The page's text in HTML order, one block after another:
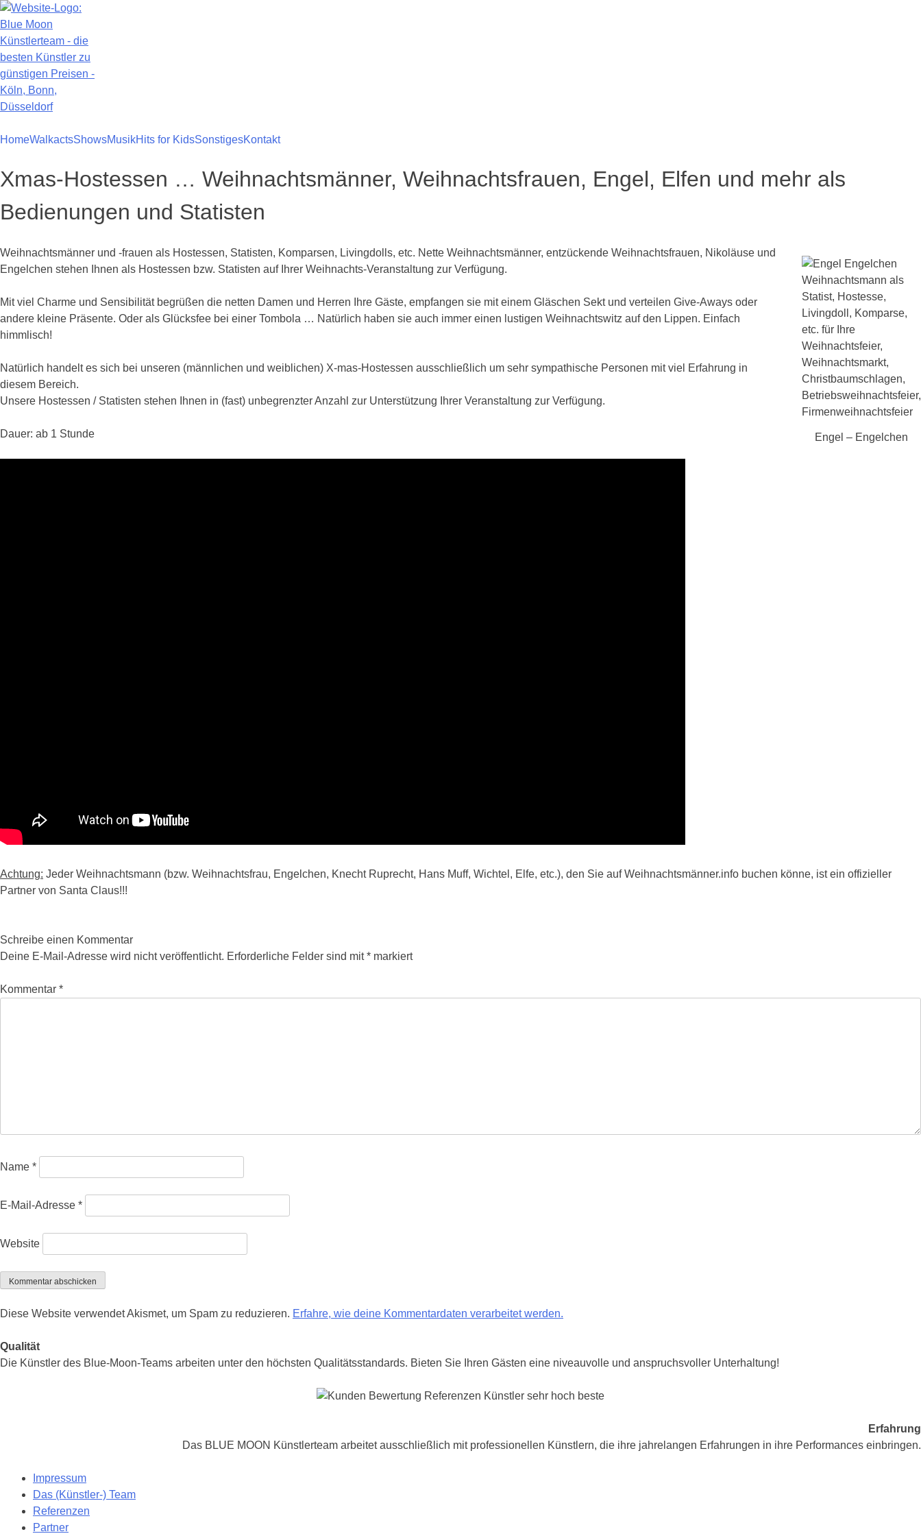
Zum
Inhalt
springen
HomeWalkactsShowsMusikHits for KidsSonstigesKontakt
Xmas-Hostessen … Weihnachtsmänner, Weihnachtsfrauen, Engel, Elfen und mehr als
Bedienungen und Statisten
Engel – Engelchen
Weihnachtsmänner und -frauen als Hostessen, Statisten, Komparsen, Livingdolls, etc. Nette Weihnachtsmänner, entzückende Weihnachtsfrauen, Nikoläuse und
Engelchen stehen Ihnen als Hostessen bzw. Statisten auf Ihrer Weihnachts-Veranstaltung zur Verfügung.
Mit viel Charme und Sensibilität begrüßen die netten Damen und Herren Ihre Gäste, empfangen sie mit einem Gläschen Sekt und verteilen Give-Aways oder
andere kleine Präsente. Oder als Glücksfee bei einer Tombola … Natürlich haben sie auch immer einen lustigen Weihnachtswitz auf den Lippen. Einfach
himmlisch!
Natürlich handelt es sich bei unseren (männlichen und weiblichen) X-mas-Hostessen ausschließlich um sehr sympathische Personen mit viel Erfahrung in
diesem Bereich.
Unsere Hostessen / Statisten stehen Ihnen in (fast) unbegrenzter Anzahl zur Unterstützung Ihrer Veranstaltung zur Verfügung.
Dauer: ab 1 Stunde
Achtung: Jeder Weihnachtsmann (bzw. Weihnachtsfrau, Engelchen, Knecht Ruprecht, Hans Muff, Wichtel, Elfe, etc.), den Sie auf Weihnachtsmänner.info buchen könne, ist ein offizieller
Partner von Santa Claus!!!
Schreibe einen Kommentar
Deine E-Mail-Adresse wird nicht veröffentlicht. Erforderliche Felder sind mit* markiert
Kommentar *
Name *
E-Mail-Adresse *
Website
Diese Website verwendet Akismet, um Spam zu reduzieren. Erfahre, wie deine Kommentardaten verarbeitet werden.
Qualität
Die Künstler des Blue-Moon-Teams arbeiten unter den höchsten Qualitätsstandards. Bieten Sie Ihren Gästen eine niveauvolle und anspruchsvoller Unterhaltung!
Erfahrung
Das BLUE MOON Künstlerteam arbeitet ausschließlich mit professionellen Künstlern, die ihre jahrelangen Erfahrungen in ihre Performances einbringen.
Impressum
Das (Künstler-) Team
Referenzen
Partner